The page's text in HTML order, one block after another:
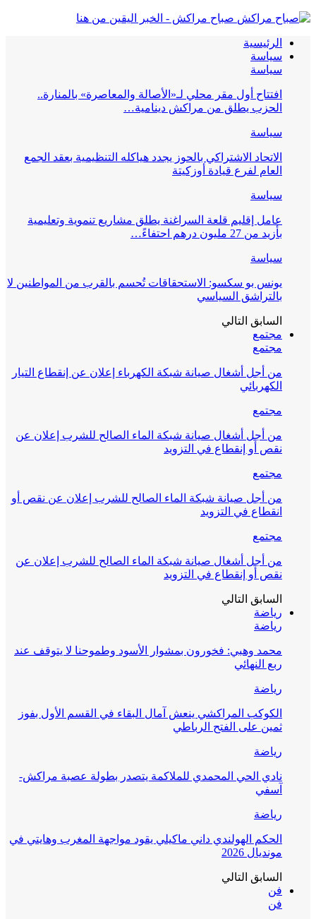
صباح مراكش - الخبر اليقين من هنا
الرئيسية
سياسة
سياسة
افتتاح أول مقر محلي لـ«الأصالة والمعاصرة» بالمنارة..
الحزب يطلق من مراكش دينامية…
سياسة
الاتحاد الاشتراكي بالحوز يجدد هياكله التنظيمية بعقد الجمع
العام لفرع قيادة أوزكيتة
سياسة
عامل إقليم قلعة السراغنة يطلق مشاريع تنموية وتعليمية
بأزيد من 27 مليون درهم احتفاءً…
سياسة
يونس بو سكسو: الاستحقاقات تُحسم بالقرب من المواطنين لا
بالتراشق السياسي
السابق التالي
مجتمع
مجتمع
من أجل أشغال صيانة شبكة الكهرباء إعلان عن إنقطاع التيار
الكهربائي
مجتمع
من أجل أشغال صيانة شبكة الماء الصالح للشرب إعلان عن
نقص أو إنقطاع في التزويد
مجتمع
من أجل صيانة شبكة الماء الصالح للشرب إعلان عن نقص أو
انقطاع في التزويد
مجتمع
من أجل أشغال صيانة شبكة الماء الصالح للشرب إعلان عن
نقص أو إنقطاع في التزويد
السابق التالي
رياضة
رياضة
محمد وهبي: فخورون بمشوار الأسود وطموحنا لا يتوقف عند
ربع النهائي
رياضة
الكوكب المراكشي ينعش آمال البقاء في القسم الأول بفوز
ثمين على الفتح الرباطي
رياضة
نادي الحي المحمدي للملاكمة يتصدر بطولة عصبة مراكش-
آسفي
رياضة
الحكم الهولندي داني ماكيلي يقود مواجهة المغرب وهايتي في
مونديال 2026
السابق التالي
فن
فن